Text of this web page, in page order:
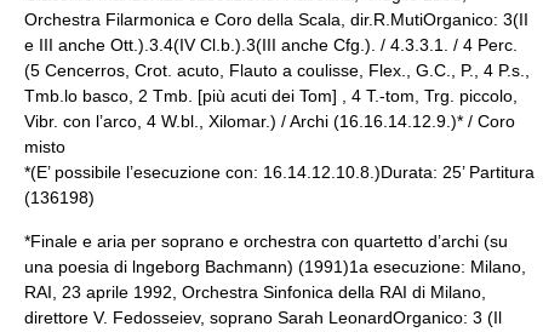
Orchestra Filarmonica e Coro della Scala, dir.R.MutiOrganico: 3(II
e III anche Ott.).3.4(IV Cl.b.).3(III anche Cfg.). / 4.3.3.1. / 4 Perc.
(5 Cencerros, Crot. acuto, Flauto a coulisse, Flex., G.C., P., 4 P.s.,
Tmb.lo basco, 2 Tmb. [più acuti dei Tom] , 4 T.-tom, Trg. piccolo,
Vibr. con l’arco, 4 W.bl., Xilomar.) / Archi (16.16.14.12.9.)* / Coro
misto
*(E’ possibile l’esecuzione con: 16.14.12.10.8.)Durata: 25’ Partitura
(136198)
*Finale e aria per soprano e orchestra con quartetto d’archi (su
una poesia di lngeborg Bachmann) (1991)1a esecuzione: Milano,
RAI, 23 aprile 1992, Orchestra Sinfonica della RAI di Milano,
direttore V. Fedosseiev, soprano Sarah LeonardOrganico: 3 (Il